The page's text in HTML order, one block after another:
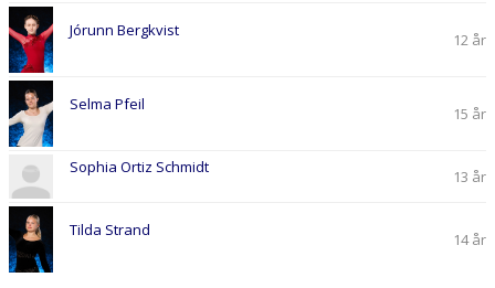
Jórunn Bergkvist 12 år
Selma Pfeil 15 år
Sophia Ortiz Schmidt 13 år
Tilda Strand 14 år